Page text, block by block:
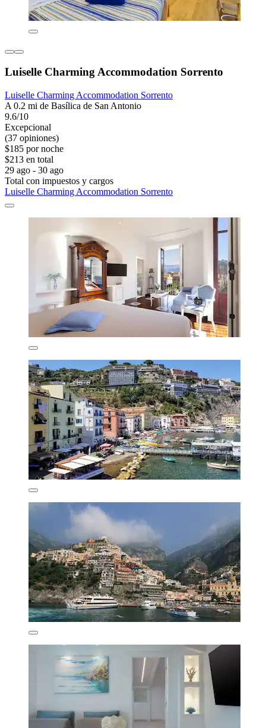
Luiselle Charming Accommodation Sorrento
Luiselle Charming Accommodation Sorrento
A 0.2 mi de Basílica de San Antonio
9.6/10
Excepcional
(37 opiniones)
$185 por noche
$213 en total
29 ago - 30 ago
Total con impuestos y cargos
Luiselle Charming Accommodation Sorrento